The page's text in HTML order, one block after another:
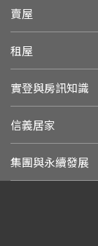
賣屋
租屋
實登與房訊知識
信義居家
集團與永續發展